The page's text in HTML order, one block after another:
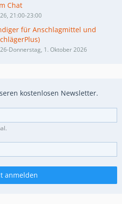
Chat
21:00-23:00
für Anschlagmittel und
Donnerstag, 1. Oktober 2026
kostenlosen Newsletter.
anmelden